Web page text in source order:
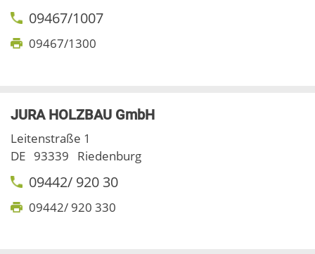
09467/1007
09467/1300
JURA HOLZBAU GmbH
Leitenstraße 1
DE 93339 Riedenburg
09442/ 920 30
09442/ 920 330